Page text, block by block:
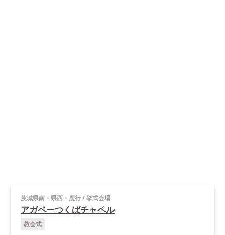
茨城県南・県西・鹿行/挙式会場
アガペーつくばチャペル
教会式